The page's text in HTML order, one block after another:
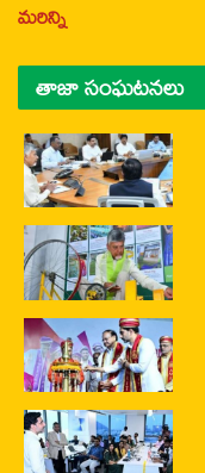
మరిన్ని
తాజా సంఘటనలు